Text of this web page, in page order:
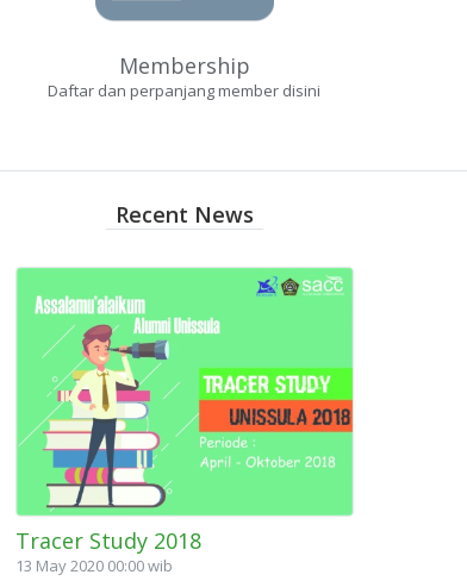
Membership
Daftar dan perpanjang member disini
Recent News
Tracer Study 2018
13 May 2020 00:00 wib